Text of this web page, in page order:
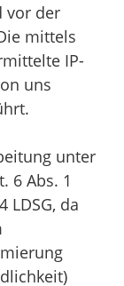
vor der
mittels
IP-
uns
unter
6 Abs. 1
LDSG, da